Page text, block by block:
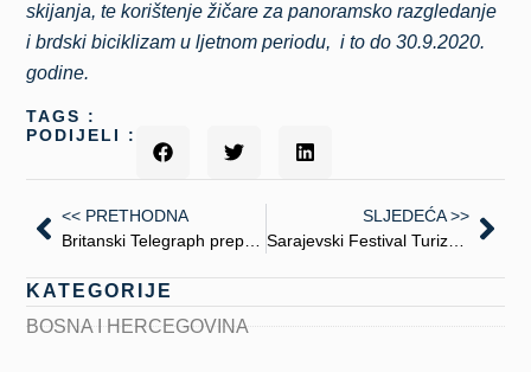
skijanja, te korištenje žičare za panoramsko razgledanje
i brdski biciklizam u ljetnom periodu, i to do 30.9.2020.
godine.
TAGS :
PODIJELI :
<< PRETHODNA
SLJEDEĆA >>
Sarajevski Festival Turizma
KATEGORIJE
BOSNA I HERCEGOVINA